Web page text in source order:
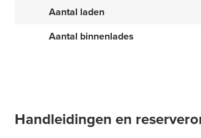
Aantal laden
Aantal binnenlades
Handleidingen en